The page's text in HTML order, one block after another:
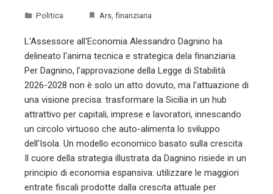
Politica Ars, finanziaria
L'Assessore all'Economia Alessandro Dagnino ha
delineato l'anima tecnica e strategica dela finanziaria.
Per Dagnino, l'approvazione della Legge di Stabilità
2026-2028 non è solo un atto dovuto, ma l'attuazione di
una visione precisa: trasformare la Sicilia in un hub
attrattivo per capitali, imprese e lavoratori, innescando
un circolo virtuoso che auto-alimenta lo sviluppo
dell'Isola. Un modello economico basato sulla crescita
Il cuore della strategia illustrata da Dagnino risiede in un
principio di economia espansiva: utilizzare le maggiori
entrate fiscali prodotte dalla crescita attuale per